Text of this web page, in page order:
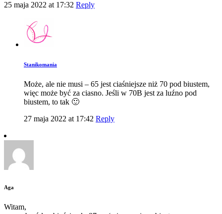
25 maja 2022 at 17:32 Reply
Stanikomania
Może, ale nie musi – 65 jest ciaśniejsze niż 70 pod biustem,
więc może być za ciasno. Jeśli w 70B jest za luźno pod
biustem, to tak 🙂
27 maja 2022 at 17:42 Reply
Aga
Witam,